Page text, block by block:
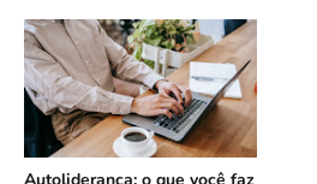
Autoliderança: o que você faz